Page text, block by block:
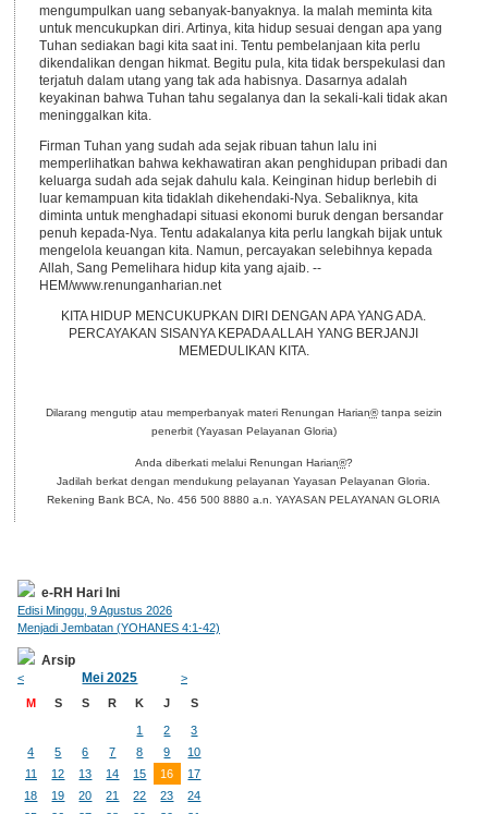
mengumpulkan uang sebanyak-banyaknya. Ia malah meminta kita
untuk mencukupkan diri. Artinya, kita hidup sesuai dengan apa yang
Tuhan sediakan bagi kita saat ini. Tentu pembelanjaan kita perlu
dikendalikan dengan hikmat. Begitu pula, kita tidak berspekulasi dan
terjatuh dalam utang yang tak ada habisnya. Dasarnya adalah
keyakinan bahwa Tuhan tahu segalanya dan Ia sekali-kali tidak akan
meninggalkan kita.
Firman Tuhan yang sudah ada sejak ribuan tahun lalu ini
memperlihatkan bahwa kekhawatiran akan penghidupan pribadi dan
keluarga sudah ada sejak dahulu kala. Keinginan hidup berlebih di
luar kemampuan kita tidaklah dikehendaki-Nya. Sebaliknya, kita
diminta untuk menghadapi situasi ekonomi buruk dengan bersandar
penuh kepada-Nya. Tentu adakalanya kita perlu langkah bijak untuk
mengelola keuangan kita. Namun, percayakan selebihnya kepada
Allah, Sang Pemelihara hidup kita yang ajaib. --
HEM/www.renunganharian.net
KITA HIDUP MENCUKUPKAN DIRI DENGAN APA YANG ADA.
PERCAYAKAN SISANYA KEPADA ALLAH YANG BERJANJI
MEMEDULIKAN KITA.
Dilarang mengutip atau memperbanyak materi Renungan Harian®tanpa seizin
penerbit (Yayasan Pelayanan Gloria)
Anda diberkati melalui Renungan Harian®?
Jadilah berkat dengan mendukung pelayanan Yayasan Pelayanan Gloria.
Rekening Bank BCA, No. 456 500 8880 a.n. YAYASAN PELAYANAN GLORIA
e-RH Hari Ini
Edisi Minggu, 9 Agustus 2026
Menjadi Jembatan (YOHANES 4:1-42)
Arsip
< Mei 2025
>
M
S S R K J S
1 2
3
4
5 6 7 8 9
10
11
12 13 14 15 16
17
18
19 20 21 22 23
24